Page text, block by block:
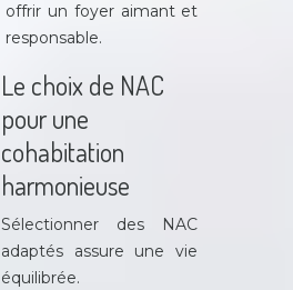
offrir un foyer aimant et
responsable.
Le choix de NAC
pour une
cohabitation
harmonieuse
Sélectionner des NAC
adaptés assure une vie
équilibrée.